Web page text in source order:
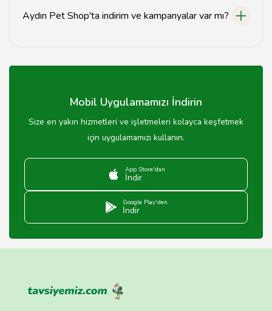
Aydın Pet Shop'ta indirim ve kampanyalar var mı?
kampanyalar yapılmaktadır. Güncel fırsatları takip
Mobil Uygulamamızı İndirin
Size en yakın hizmetleri ve işletmeleri kolayca keşfetmek
için uygulamamızı kullanın.
App Store'dan
İndir
Google Play'den
İndir